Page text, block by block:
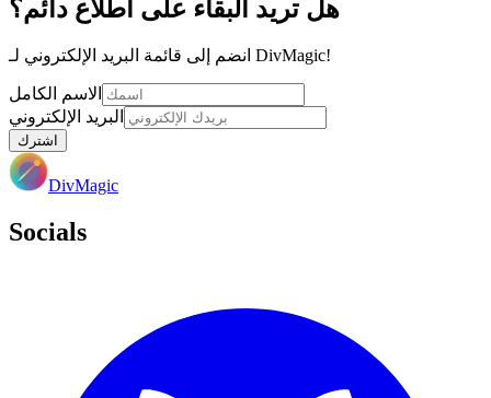
هل تريد البقاء على اطلاع دائم؟
انضم إلى قائمة البريد الإلكتروني لـ DivMagic!
الاسم الكامل
البريد الإلكتروني
اشترك
DivMagic
Socials